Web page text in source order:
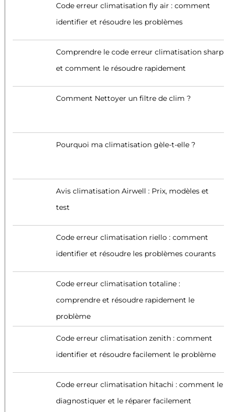
Code erreur climatisation fly air : comment
identifier et résoudre les problèmes
Comprendre le code erreur climatisation sharp
et comment le résoudre rapidement
Comment Nettoyer un filtre de clim ?
Pourquoi ma climatisation gèle-t-elle ?
Avis climatisation Airwell : Prix, modèles et
test
Code erreur climatisation riello : comment
identifier et résoudre les problèmes courants
Code erreur climatisation totaline :
comprendre et résoudre rapidement le
problème
Code erreur climatisation zenith : comment
identifier et résoudre facilement le problème
Code erreur climatisation hitachi : comment le
diagnostiquer et le réparer facilement